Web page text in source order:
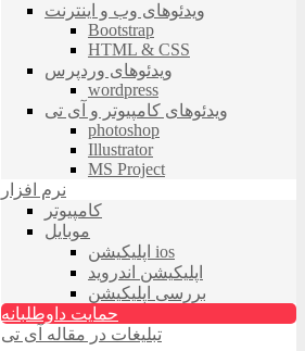
ویدئوهای وب و اینترنت
Bootstrap
HTML & CSS
ویدئوهای وردپرس
wordpress
ویدئوهای کامپیوتر و آی تی
photoshop
Illustrator
MS Project
نرم افزار
کامپیوتر
موبایل
اپلیکیشن ios
اپلیکیشن اندروید
بررسی اپلیکیشن
حمایت داوطلبانه
تبلیغات در مقاله آی تی